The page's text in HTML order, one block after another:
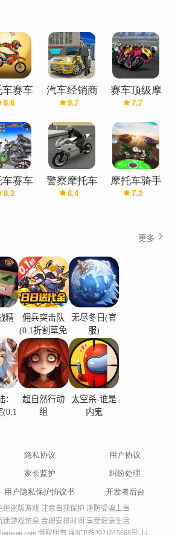
赛车
手
8.6
汽车经销商
工作游戏
汽车游戏
二手车经销
商工作模拟
器 摩托车
9.7
赛车顶级摩
托车骑手挑
战3D
7.7
车赛车
游戏
8.2
警察摩托车
公路骑手
6.4
摩托车骑手
7.2
更多
精
佣兵突击队
(0.1折割草免
费版)
无尽冬日(官
服)
：
(0.1
超自然行动
组
太空杀-谁是
内鬼
隐私协议
用户协议
家长监护
纠纷处理
用户隐私保护协议书 开发者后台
绝盗版游戏 注意自我保护 谨防受骗上当
迷游戏伤身 合理安排时间 享受健康生活